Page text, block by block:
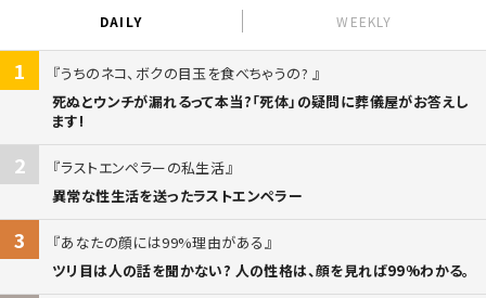
DAILY WEEKLY
1
うちのネコ、ボクの目玉を食べちゃうの?
死ぬとウンチが漏れるって本当?「死体」の疑問に葬儀屋がお答えし
ます!
2
ラストエンペラーの私生活
異常な性生活を送ったラストエンペラー
3
あなたの顔には99%理由がある
ツリ目は人の話を聞かない? 人の性格は、顔を見れば99%わかる。